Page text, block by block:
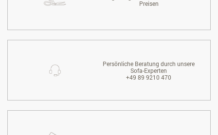
Preisen
Persönliche Beratung durch unsere
Sofa-Experten
+49 89 9210 470